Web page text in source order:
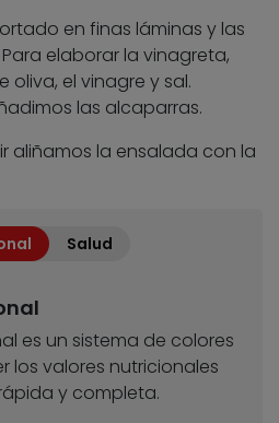
en finas láminas y las
elaborar la vinagreta,
oliva, el vinagre y sal.
las alcaparras.
aliñamos la ensalada con la
Salud
es un sistema de colores
los valores nutricionales
y completa.